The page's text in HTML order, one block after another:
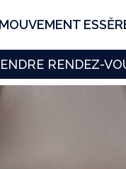
MOUVEMENT
RENDEZ-